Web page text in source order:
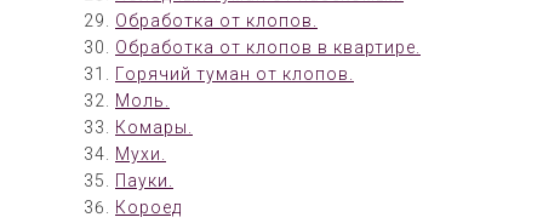
Обработка от клопов.
Обработка от клопов в квартире.
Горячий туман от клопов.
Моль.
Комары.
Мухи.
Пауки.
Короед